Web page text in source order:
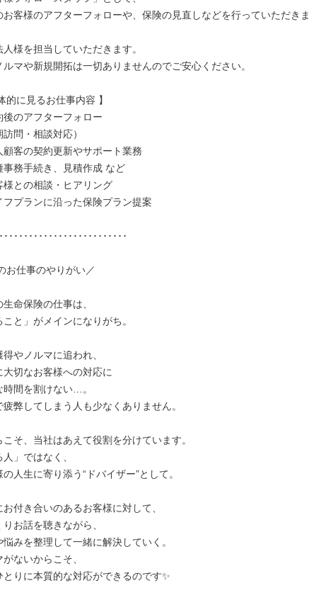
お客様のアフターフォローや、保険の見直しなどを行っていただきま
人様を担当していただきます。
ルマや新規開拓は一切ありませんのでご安心ください。
的に見るお仕事内容 】
後のアフターフォロー
訪問・相談対応）
顧客の契約更新やサポート業務
事務手続き、見積作成 など
様との相談・ヒアリング
フプランに沿った保険プラン提案
･････････････････････････
お仕事のやりがい／
生命保険の仕事は、
こと」がメインになりがち。
得やノルマに追われ、
大切なお客様への対応に
時間を割けない…。
疲弊してしまう人も少なくありません。
こそ、当社はあえて役割を分けています。
人」ではなく、
の人生に寄り添う“ドバイザー”として。
お付き合いのあるお客様に対して、
りお話を聴きながら、
悩みを整理して一緒に解決していく。
がないからこそ、
とりに本質的な対応ができるのです✨